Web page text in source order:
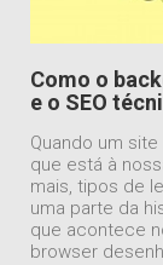
Como o
e o SEO
Quando um
que está à
mais, tipos de
uma parte da
que acontece
browser